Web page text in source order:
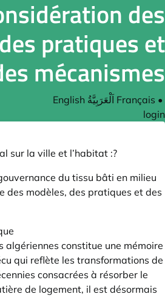
des
pratiques et
mécanismes
English اَلْعَرَبِيَّةُ Français •
login
sur la ville et l’habitat :?
du tissu bâti en milieu
des modèles, des pratiques et des
algériennes constitue une mémoire
qui reflète les transformations de
consacrées à résorber le
de logement, il est désormais